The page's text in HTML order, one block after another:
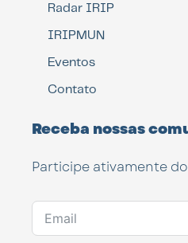
Radar IRIP
IRIPMUN
Eventos
Contato
Receba nossas
Participe ativamente do